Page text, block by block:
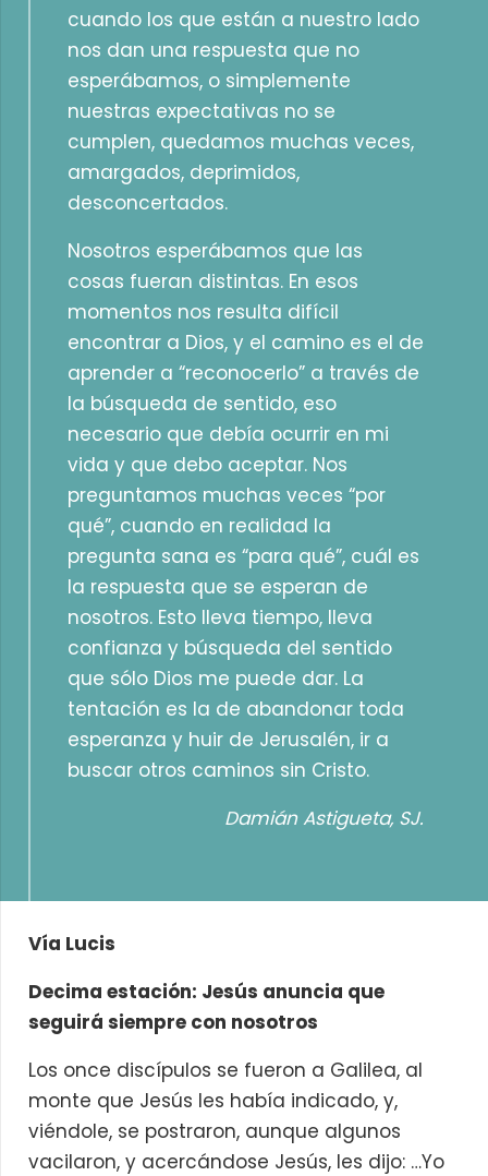
cuando los que están a nuestro lado
nos dan una respuesta que no
esperábamos, o simplemente
nuestras expectativas no se
cumplen, quedamos muchas veces,
amargados, deprimidos,
desconcertados.
Nosotros esperábamos que las
cosas fueran distintas. En esos
momentos nos resulta difícil
encontrar a Dios, y el camino es el de
aprender a “reconocerlo” a través de
la búsqueda de sentido, eso
necesario que debía ocurrir en mi
vida y que debo aceptar. Nos
preguntamos muchas veces “por
qué”, cuando en realidad la
pregunta sana es “para qué”, cuál es
la respuesta que se esperan de
nosotros. Esto lleva tiempo, lleva
confianza y búsqueda del sentido
que sólo Dios me puede dar. La
tentación es la de abandonar toda
esperanza y huir de Jerusalén, ir a
buscar otros caminos sin Cristo.
Damián Astigueta, SJ.
Vía Lucis
Decima estación: Jesús anuncia que
seguirá siempre con nosotros
Los once discípulos se fueron a Galilea, al
monte que Jesús les había indicado, y,
viéndole, se postraron, aunque algunos
vacilaron, y acercándose Jesús, les dijo: …Yo